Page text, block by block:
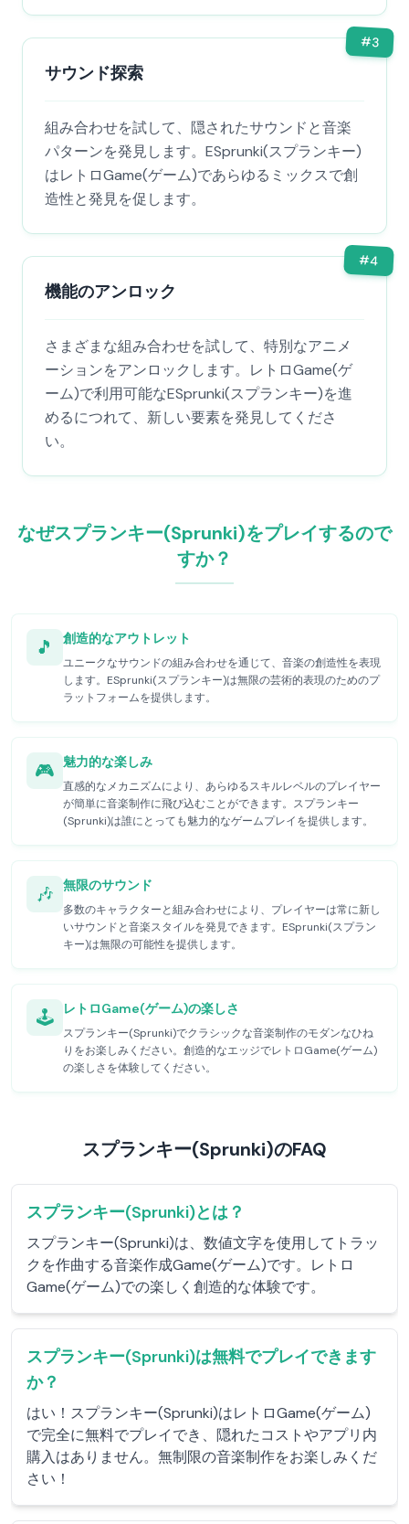
#3
サウンド探索
組み合わせを試して、隠されたサウンドと音楽
パターンを発見します。ESprunki(スプランキー)
はレトロGame(ゲーム)であらゆるミックスで創
造性と発見を促します。
#4
機能のアンロック
さまざまな組み合わせを試して、特別なアニメ
ーションをアンロックします。レトロGame(ゲ
ーム)で利用可能なESprunki(スプランキー)を進
めるにつれて、新しい要素を発見してくださ
い。
なぜスプランキー(Sprunki)をプレイするので
すか？
🎵 創造的なアウトレット
ユニークなサウンドの組み合わせを通じて、音楽の創造性を表現
します。ESprunki(スプランキー)は無限の芸術的表現のためのプ
ラットフォームを提供します。
🎮 魅力的な楽しみ
直感的なメカニズムにより、あらゆるスキルレベルのプレイヤー
が簡単に音楽制作に飛び込むことができます。スプランキー
(Sprunki)は誰にとっても魅力的なゲームプレイを提供します。
🎶 無限のサウンド
多数のキャラクターと組み合わせにより、プレイヤーは常に新し
いサウンドと音楽スタイルを発見できます。ESprunki(スプラン
キー)は無限の可能性を提供します。
🕹️ レトロGame(ゲーム)の楽しさ
スプランキー(Sprunki)でクラシックな音楽制作のモダンなひね
りをお楽しみください。創造的なエッジでレトロGame(ゲーム)
の楽しさを体験してください。
スプランキー(Sprunki)のFAQ
スプランキー(Sprunki)とは？
スプランキー(Sprunki)は、数値文字を使用してトラッ
クを作曲する音楽作成Game(ゲーム)です。レトロ
Game(ゲーム)での楽しく創造的な体験です。
スプランキー(Sprunki)は無料でプレイできます
か？
はい！スプランキー(Sprunki)はレトロGame(ゲーム)
で完全に無料でプレイでき、隠れたコストやアプリ内
購入はありません。無制限の音楽制作をお楽しみくだ
さい！